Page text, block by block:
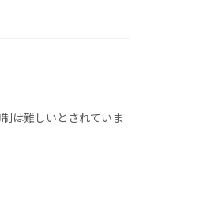
は難しいとされていま